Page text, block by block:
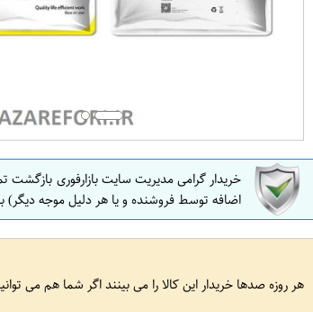
خریدار گرامی مدیریت سایت بازارفوری
اضافه توسط فروشنده و یا هر دلیل موجه دیگر)
هر روزه صدها خریدار این کالا را می بینند اگر شما هم می